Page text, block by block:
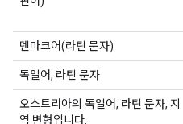
덴마크어(라틴 문자)
독일어, 라틴 문자
오스트리아의 독일어, 라틴 문자, 지
역 변형입니다.